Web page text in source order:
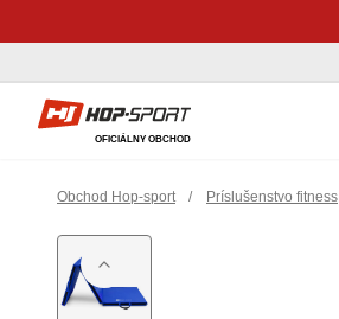
Hop-Sport.sk
OFICIÁLNY OBCHOD
Obchod Hop-sport / Príslušenstvo fitness